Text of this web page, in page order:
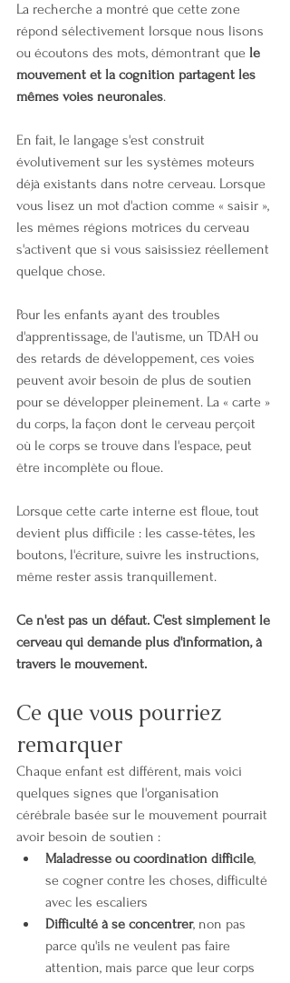
La recherche a montré que cette zone
répond sélectivement lorsque nous lisons
ou écoutons des mots, démontrant que le
mouvement et la cognition partagent les
mêmes voies neuronales.
En fait, le langage s'est construit
évolutivement sur les systèmes moteurs
déjà existants dans notre cerveau. Lorsque
vous lisez un mot d'action comme « saisir »,
les mêmes régions motrices du cerveau
s'activent que si vous saisissiez réellement
quelque chose.
Pour les enfants ayant des troubles
d'apprentissage, de l'autisme, un TDAH ou
des retards de développement, ces voies
peuvent avoir besoin de plus de soutien
pour se développer pleinement. La « carte »
du corps, la façon dont le cerveau perçoit
où le corps se trouve dans l'espace, peut
être incomplète ou floue.
Lorsque cette carte interne est floue, tout
devient plus difficile : les casse-têtes, les
boutons, l'écriture, suivre les instructions,
même rester assis tranquillement.
Ce n'est pas un défaut. C'est simplement le
cerveau qui demande plus d'information, à
travers le mouvement.
Ce que vous pourriez
remarquer
Chaque enfant est différent, mais voici
quelques signes que l'organisation
cérébrale basée sur le mouvement pourrait
avoir besoin de soutien :
Maladresse ou coordination difficile,
se cogner contre les choses, difficulté
avec les escaliers
Difficulté à se concentrer, non pas
parce qu'ils ne veulent pas faire
attention, mais parce que leur corps